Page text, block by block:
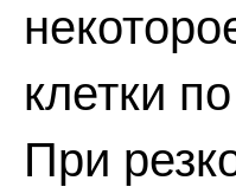
клетки
При